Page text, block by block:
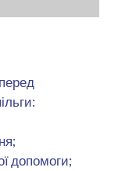
допомоги;